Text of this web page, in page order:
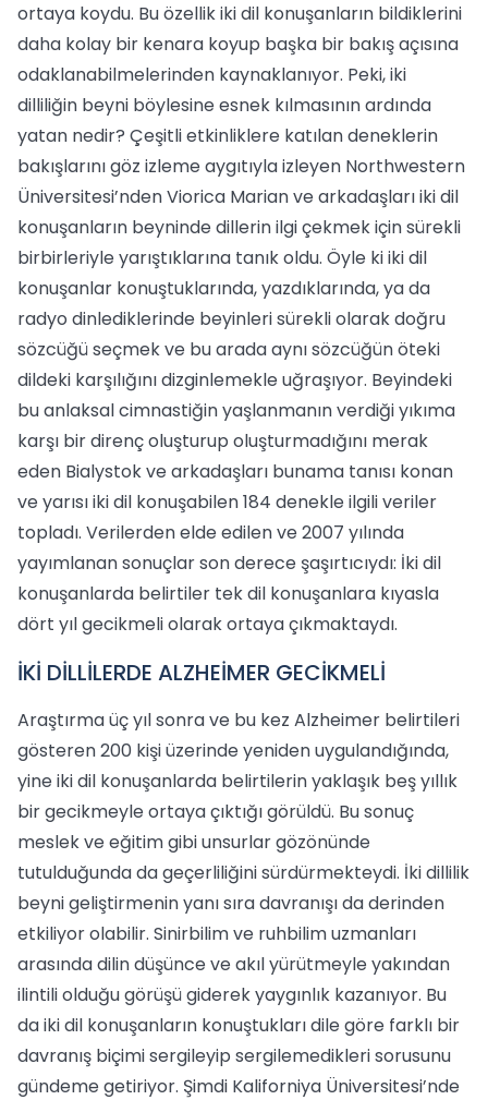
ortaya koydu. Bu özellik iki dil konuşanların bildiklerini
daha kolay bir kenara koyup başka bir bakış açısına
odaklanabilmelerinden kaynaklanıyor. Peki, iki
dilliliğin beyni böylesine esnek kılmasının ardında
yatan nedir? Çeşitli etkinliklere katılan deneklerin
bakışlarını göz izleme aygıtıyla izleyen Northwestern
Üniversitesi’nden Viorica Marian ve arkadaşları iki dil
konuşanların beyninde dillerin ilgi çekmek için sürekli
birbirleriyle yarıştıklarına tanık oldu. Öyle ki iki dil
konuşanlar konuştuklarında, yazdıklarında, ya da
radyo dinlediklerinde beyinleri sürekli olarak doğru
sözcüğü seçmek ve bu arada aynı sözcüğün öteki
dildeki karşılığını dizginlemekle uğraşıyor. Beyindeki
bu anlaksal cimnastiğin yaşlanmanın verdiği yıkıma
karşı bir direnç oluşturup oluşturmadığını merak
eden Bialystok ve arkadaşları bunama tanısı konan
ve yarısı iki dil konuşabilen 184 denekle ilgili veriler
topladı. Verilerden elde edilen ve 2007 yılında
yayımlanan sonuçlar son derece şaşırtıcıydı: İki dil
konuşanlarda belirtiler tek dil konuşanlara kıyasla
dört yıl gecikmeli olarak ortaya çıkmaktaydı.
İKİ DİLLİLERDE ALZHEİMER GECİKMELİ
Araştırma üç yıl sonra ve bu kez Alzheimer belirtileri
gösteren 200 kişi üzerinde yeniden uygulandığında,
yine iki dil konuşanlarda belirtilerin yaklaşık beş yıllık
bir gecikmeyle ortaya çıktığı görüldü. Bu sonuç
meslek ve eğitim gibi unsurlar gözönünde
tutulduğunda da geçerliliğini sürdürmekteydi. İki dillilik
beyni geliştirmenin yanı sıra davranışı da derinden
etkiliyor olabilir. Sinirbilim ve ruhbilim uzmanları
arasında dilin düşünce ve akıl yürütmeyle yakından
ilintili olduğu görüşü giderek yaygınlık kazanıyor. Bu
da iki dil konuşanların konuştukları dile göre farklı bir
davranış biçimi sergileyip sergilemedikleri sorusunu
gündeme getiriyor. Şimdi Kaliforniya Üniversitesi’nde